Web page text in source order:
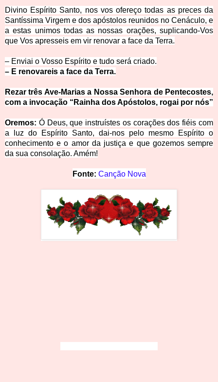
Divino Espírito Santo, nos vos ofereço todas as preces da
Santíssima Virgem e dos apóstolos reunidos no Cenáculo, e
a estas unimos todas as nossas orações, suplicando-Vos
que Vos apresseis em vir renovar a face da Terra.
– Enviai o Vosso Espírito e tudo será criado.
– E renovareis a face da Terra.
Rezar três Ave-Marias a Nossa Senhora de Pentecostes,
com a invocação “Rainha dos Apóstolos, rogai por nós”
Oremos: Ó Deus, que instruístes os corações dos fiéis com
a luz do Espírito Santo, dai-nos pelo mesmo Espírito o
conhecimento e o amor da justiça e que gozemos sempre
da sua consolação. Amém!
Fonte: Canção Nova